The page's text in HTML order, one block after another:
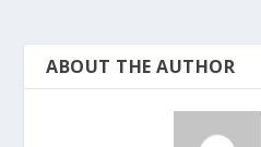
ABOUT THE AUTHOR